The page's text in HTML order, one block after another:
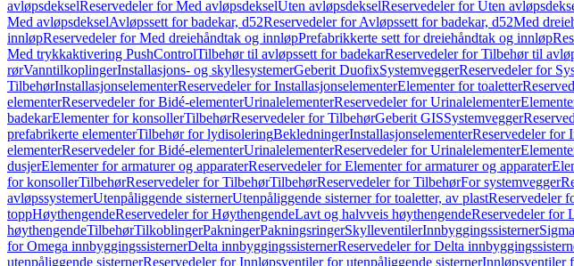
avløpsdekselReservedeler for Med avløpsdekselUten avløpsdekselReservedeler for Uten
Med avløpsdekselAvløpssett for badekar, d52Reservedeler for Avløpssett for badekar, d52Med
innløpReservedeler for Med dreiehåndtak og innløpPrefabrikkerte sett for dreiehåndtak og innløp
Med trykkaktivering PushControlTilbehør til avløpssett for badekarReservedeler for Tilbehør til
rørVanntilkoplingerInstallasjons- og skyllesystemerGeberit DuofixSystemveggerReservedeler for
TilbehørInstallasjonselementerReservedeler for InstallasjonselementerElementer for toaletter
elementerReservedeler for Bidé-elementerUrinalelementerReservedeler for Urinalelementer
badekarElementer for konsollerTilbehørReservedeler for TilbehørGeberit GISSystemvegger
prefabrikerte elementerTilbehør for lydisoleringBekledningerInstallasjonselementerReservedeler for
elementerReservedeler for Bidé-elementerUrinalelementerReservedeler for Urinalelementer
dusjerElementer for armaturer og apparaterReservedeler for Elementer for armaturer og apparater
for konsollerTilbehørReservedeler for TilbehørTilbehørReservedeler for TilbehørFor systemvegger
avløpssystemerUtenpåliggende sisternerUtenpåliggende sisterner for toaletter, av plastReservedeler
toppHøythengendeReservedeler for HøythengendeLavt og halvveis høythengendeReservedeler for
høythengendeTilbehørTilkoblingerPakningerPakningsringerSkylleventilerInnbyggingssisterner
for Omega innbyggingssisternerDelta innbyggingssisternerReservedeler for Delta
utenpåliggende sisternerReservedeler for Innløpsventiler for utenpåliggende sisternerInnløpsventiler